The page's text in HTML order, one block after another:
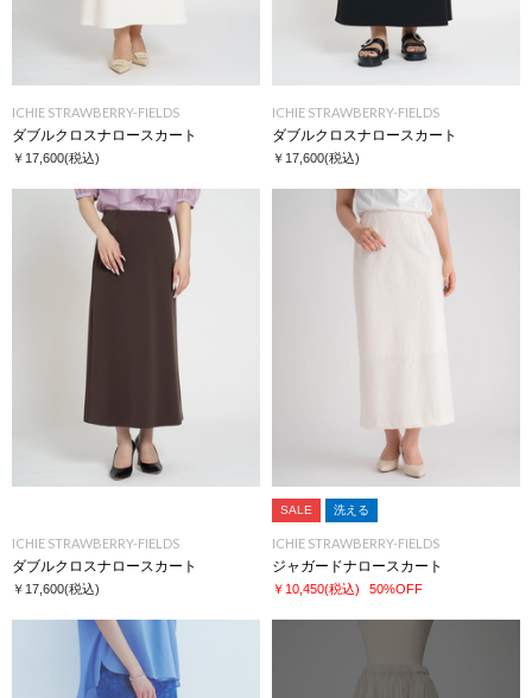
ICHIE STRAWBERRY-FIELDS
ダブルクロスナロースカート
￥17,600(税込)
ICHIE STRAWBERRY-FIELDS
ダブルクロスナロースカート
￥17,600(税込)
ICHIE STRAWBERRY-FIELDS
ダブルクロスナロースカート
￥17,600(税込)
SALE 洗える
ICHIE STRAWBERRY-FIELDS
ジャガードナロースカート
￥10,450(税込) 50%OFF